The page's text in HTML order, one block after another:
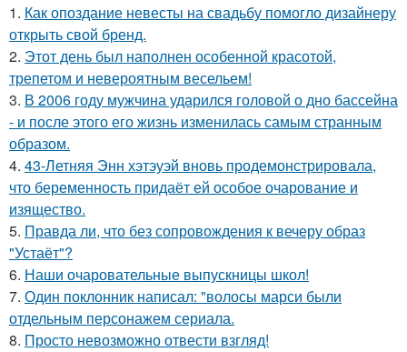
1. Как опоздание невесты на свадьбу помогло дизайнеру
открыть свой бренд.
2. Этот день был наполнен особенной красотой,
трепетом и невероятным весельем!
3. В 2006 году мужчина ударился головой о дно бассейна
- и после этого его жизнь изменилась самым странным
образом.
4. 43-Летняя Энн хэтэуэй вновь продемонстрировала,
что беременность придаёт ей особое очарование и
изящество.
5. Правда ли, что без сопровождения к вечеру образ
"Устаёт"?
6. Наши очаровательные выпускницы школ!
7. Один поклонник написал: "волосы марси были
отдельным персонажем сериала.
8. Просто невозможно отвести взгляд!